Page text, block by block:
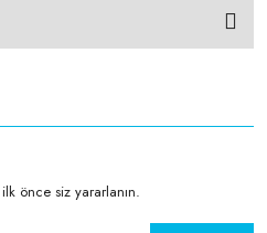
önce siz yararlanın.